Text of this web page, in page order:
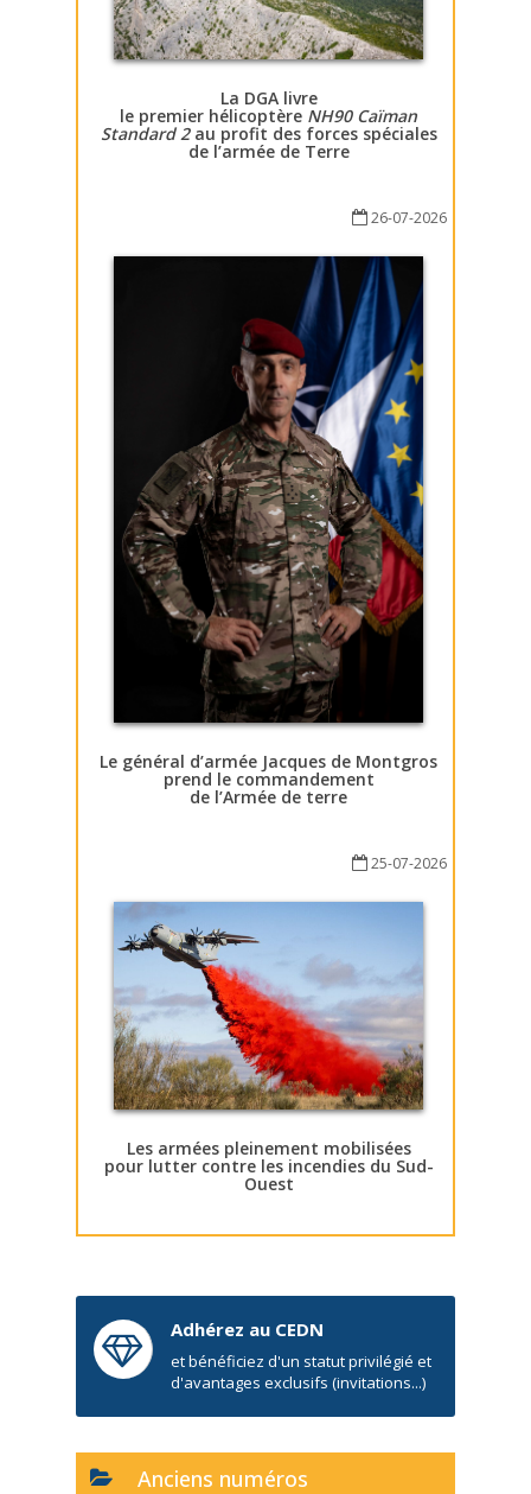
La DGA livre
le premier hélicoptère NH90 Caïman
Standard 2au profit des forces spéciales
de l’armée de Terre
26-07-2026
Le général d’armée Jacques de Montgros
prend le commandement
de l’Armée de terre
25-07-2026
Les armées pleinement mobilisées
pour lutter contre les incendies du Sud-
Ouest
Adhérez au CEDN
et bénéficiez d'un statut privilégié et
d'avantages exclusifs (invitations...)
Anciens numéros